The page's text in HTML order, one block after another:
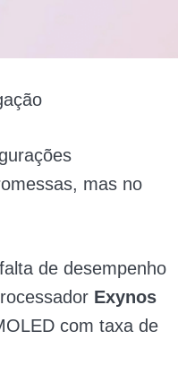
mas no
de desempenho
Exynos
com taxa de